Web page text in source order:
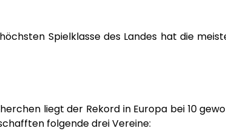
Spielklasse des Landes hat die
liegt der Rekord in Europa bei 10
folgende drei Vereine: